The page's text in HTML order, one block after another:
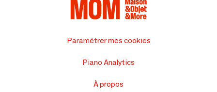
Paramétrer mes cookies
Piano Analytics
À propos